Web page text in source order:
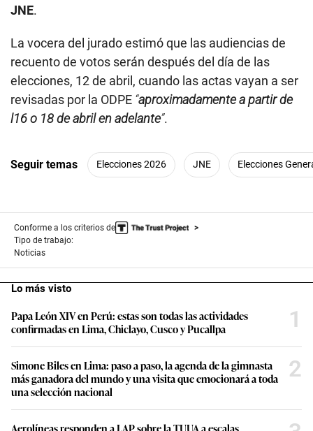
JNE.
La vocera del jurado estimó que las audiencias de
recuento de votos serán después del día de las
elecciones, 12 de abril, cuando las actas vayan a ser
revisadas por la ODPE “aproximadamente a partir de
l16 o 18 de abril en adelante”.
Seguir temas Elecciones 2026 JNE Elecciones
Conforme a los criterios de
Tipo de trabajo:
Noticias
Lo más visto
Papa León XIV en Perú: estas son todas las actividades
confirmadas en Lima, Chiclayo, Cusco y Pucallpa
1
Simone Biles en Lima: paso a paso, la agenda de la gimnasta
más ganadora del mundo y una visita que emocionará a toda
una selección nacional
2
Aerolíneas responden a LAP sobre la TUUA a escalas